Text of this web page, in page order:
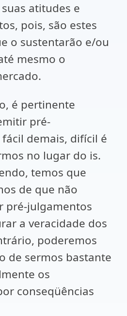
atitudes e
pois, são estes
o sustentarão e/ou
mesmo o
é pertinente
pré-
demais, difícil é
no lugar do is.
temos que
de que não
pré-julgamentos
a veracidade dos
poderemos
de sermos bastante
os
conseqüências